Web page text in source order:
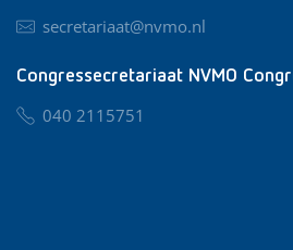
secretariaat@nvmo.nl
Congressecretariaat NVMO
040 2115751